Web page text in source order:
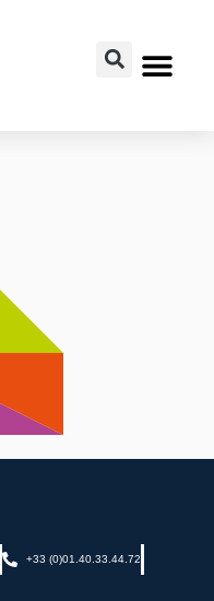
+33 (0)01.40.33.44.72